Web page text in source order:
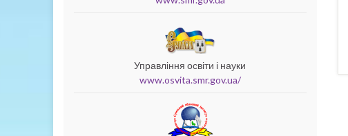
Управління освіти і науки
www.osvita.smr.gov.ua/